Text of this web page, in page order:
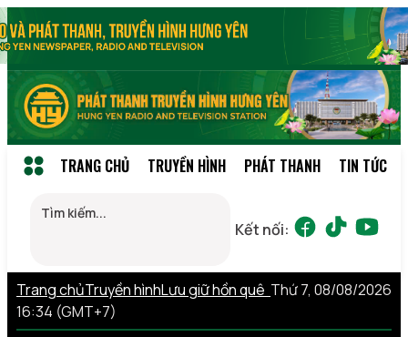
TRANG CHỦ TRUYỀN HÌNH PHÁT THANH TIN TỨC
Kết nối:
Trang chủTruyền hìnhLưu giữ hồn quê Thứ 7, 08/08/2026
16:34 (GMT+7)